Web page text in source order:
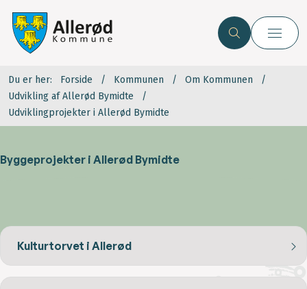
Du er her: Forside Kommunen
Om Kommunen
Udvikling af Allerød Bymidte
Udviklingprojekter i Allerød Bymidte
Byggeprojekter i Allerød Bymidte
Kulturtorvet i Allerød